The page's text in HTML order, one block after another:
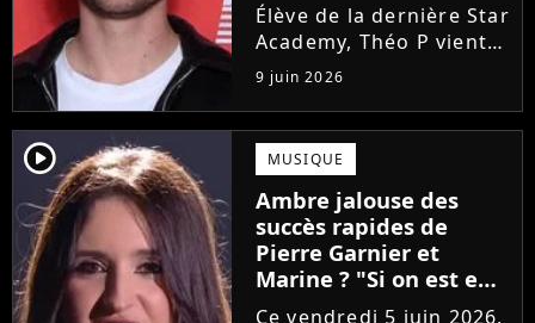
Élève de la dernière Star
Academy, Théo P vient
de sortir son premier
single Garçon solide. En
interview, l'ancien
candidat se livre à
coeur ouvert sur
l'avenir incertain dans
le milieu...
9 juin 2026
player2 MUSIQUE
Ambre jalouse des
succès rapides de
Pierre Garnier et
Marine ? "Si on est en
compétition..."
Ce vendredi 5 juin 2026,